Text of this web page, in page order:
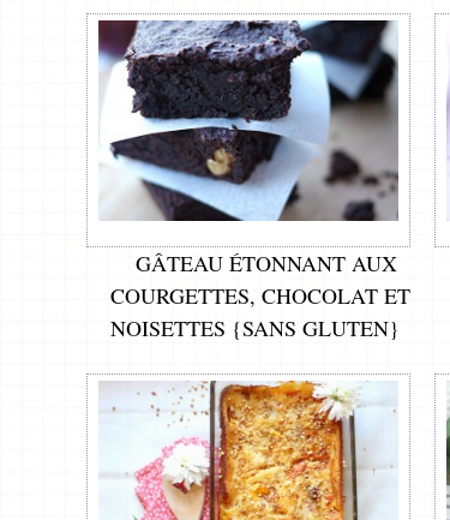
GÂTEAU ÉTONNANT AUX
COURGETTES, CHOCOLAT ET
NOISETTES {SANS GLUTEN}